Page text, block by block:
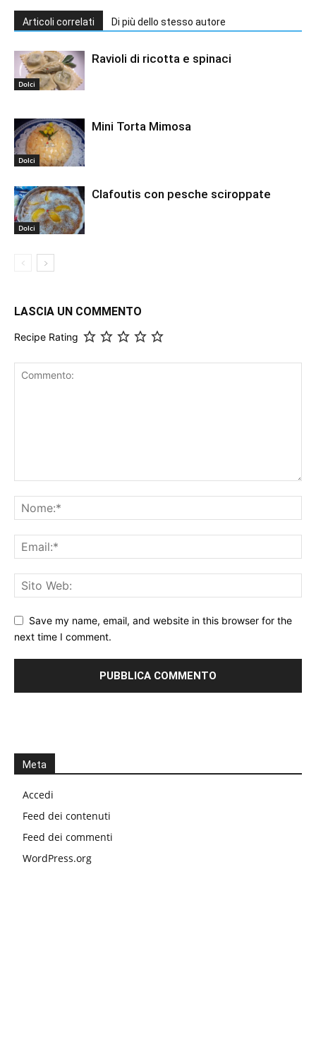
Articoli correlati Di più dello stesso autore
Dolci
Ravioli di ricotta e spinaci
Dolci
Mini Torta Mimosa
Dolci
Clafoutis con pesche sciroppate
LASCIA UN COMMENTO
Recipe Rating
Save my name, email, and website in this browser for the
next time I comment.
Meta
Accedi
Feed dei contenuti
Feed dei commenti
WordPress.org